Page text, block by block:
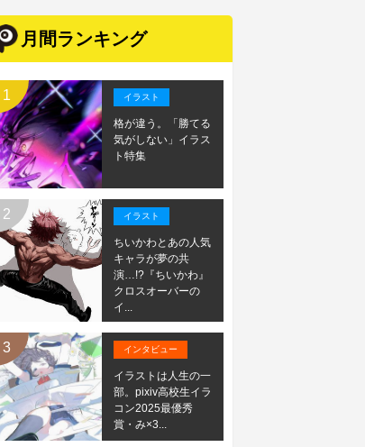
月間ランキング
イラスト
格が違う。「勝てる
気がしない」イラス
ト特集
イラスト
ちいかわとあの人気
キャラが夢の共
演…!?『ちいかわ』
クロスオーバーの
イ...
インタビュー
イラストは人生の一
部。pixiv高校生イラ
コン2025最優秀
賞・み×3...